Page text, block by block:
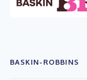
BASKIN-ROBBINS